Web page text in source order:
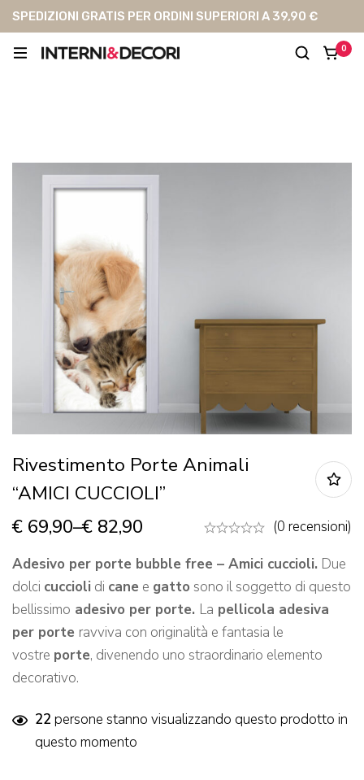
SPEDIZIONI GRATIS PER ORDINI SUPERIORI A 39,90 €
0
Rivestimento Porte Animali
“AMICI CUCCIOLI”
€ 69,90–€ 82,90
(0 recensioni)
Adesivo per porte bubble free – Amici cuccioli. Due
dolci cuccioli di cane e gatto sono il soggetto di questo
bellissimo adesivo per porte. La pellicola adesiva
per porte ravviva con originalità e fantasia le
vostre porte, divenendo uno straordinario elemento
decorativo.
22 persone stanno visualizzando questo prodotto in
questo momento